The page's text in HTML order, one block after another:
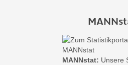
MANNstat: Unsere